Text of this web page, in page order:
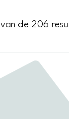
de 206